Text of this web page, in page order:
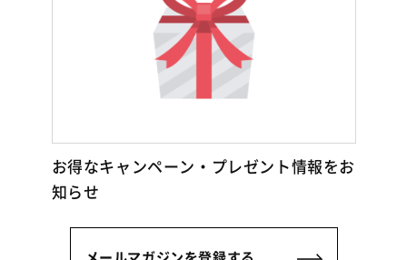
お得なキャンペーン・プレゼント情報をお
知らせ